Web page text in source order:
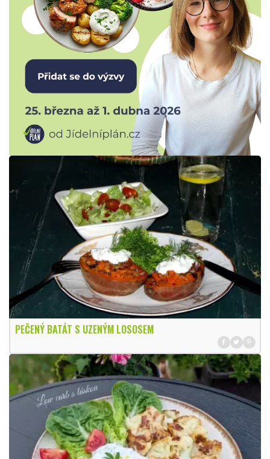
PEČENÝ BATÁT S UZENÝM LOSOSEM